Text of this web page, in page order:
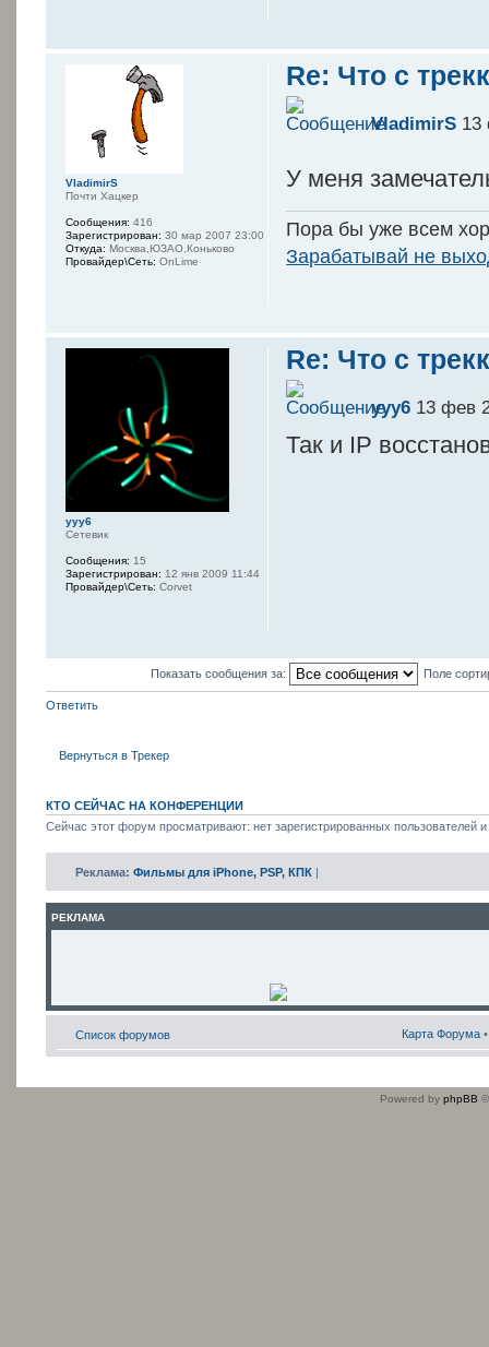
Re: Что с
VladimirS 13
У меня
Пора бы уже всем
Зарабатывай не
VladimirS
Почти Хацкер
Сообщения: 416
Зарегистрирован: 30 мар 2007 23:00
Откуда: Москва,ЮЗАО,Коньково
Провайдер\Сеть: OnLime
Re: Что с
yyy6 13 фев
Так и IP
yyy6
Сетевик
Сообщения: 15
Зарегистрирован: 12 янв 2009 11:44
Провайдер\Сеть: Corvet
Показать сообщения за: Поле
Ответить
Вернуться в Трекер
КТО СЕЙЧАС НА КОНФЕРЕНЦИИ
Сейчас этот форум просматривают: нет зарегистрированных пользователей и
Реклама: Фильмы для iPhone, PSP, КПК |
РЕКЛАМА
Список форумов Карта Форума
Powered by phpBB